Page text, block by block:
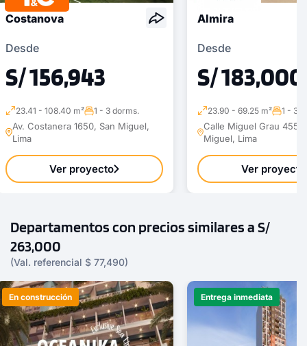
Costanova
Desde
S/ 156,943
23.41 - 108.40 m² 1 - 3 dorms.
Av. Costanera 1650, San Miguel,
Lima
Ver proyecto
Almira
Desde
S/ 183,000
23.90 - 69.25 m² 1 - 3
Calle Miguel Grau 455 ,
Miguel, Lima
Ver proyecto
Departamentos con precios similares a S/
263,000
(Val. referencial $ 77,490)
En construcción Entrega inmediata